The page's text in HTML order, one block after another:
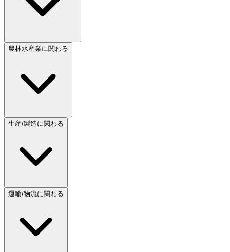
農林水産業に関わる
生産/製造に関わる
運輸/物流に関わる